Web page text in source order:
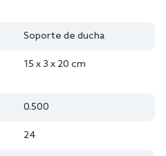
Soporte de ducha
15 x 3 x 20 cm
0.500
24